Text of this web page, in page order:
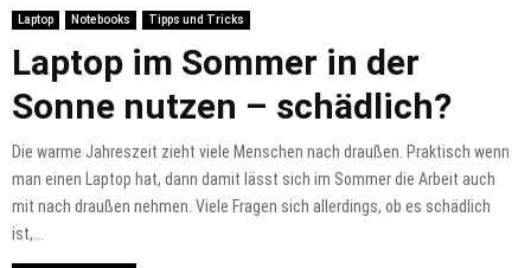
Laptop Notebooks Tipps und Tricks
Laptop im Sommer in der
Sonne nutzen – schädlich?
Die warme Jahreszeit zieht viele Menschen nach draußen. Praktisch wenn
man einen Laptop hat, dann damit lässt sich im Sommer die Arbeit auch
mit nach draußen nehmen. Viele Fragen sich allerdings, ob es schädlich
ist,...